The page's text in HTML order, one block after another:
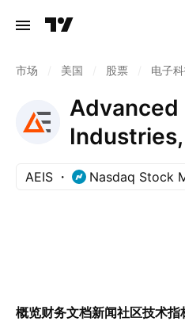
市场 美国 股票 电子
Advanced
AEIS Nasdaq Stock
概览财务文档新闻社区技术指